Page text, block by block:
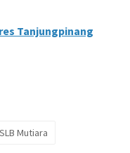
Tanjungpinang
Mutiara